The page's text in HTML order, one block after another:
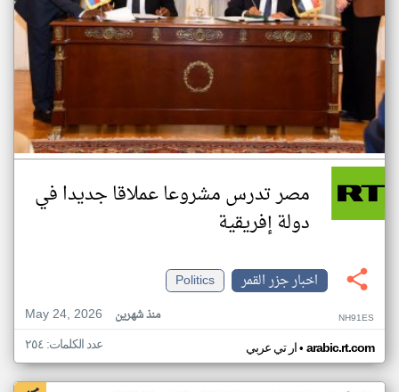
مصر تدرس مشروعا عملاقا جديدا في
دولة إفريقية
اخبار جزر القمر
Politics
May 24, 2026
منذ شهرين NH91ES
ار تي عربي• arabic.rt.com عدد الكلمات: ٢٥٤